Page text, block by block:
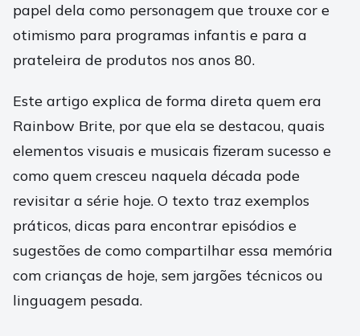
papel dela como personagem que trouxe cor e
otimismo para programas infantis e para a
prateleira de produtos nos anos 80.
Este artigo explica de forma direta quem era
Rainbow Brite, por que ela se destacou, quais
elementos visuais e musicais fizeram sucesso e
como quem cresceu naquela década pode
revisitar a série hoje. O texto traz exemplos
práticos, dicas para encontrar episódios e
sugestões de como compartilhar essa memória
com crianças de hoje, sem jargões técnicos ou
linguagem pesada.